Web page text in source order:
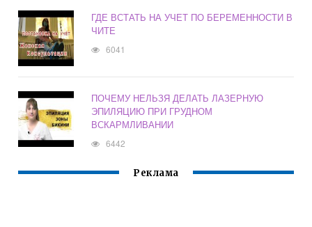
ГДЕ ВСТАТЬ НА УЧЕТ ПО БЕРЕМЕННОСТИ В
ЧИТЕ
6041
ПОЧЕМУ НЕЛЬЗЯ ДЕЛАТЬ ЛАЗЕРНУЮ
ЭПИЛЯЦИЮ ПРИ ГРУДНОМ
ВСКАРМЛИВАНИИ
6442
Реклама